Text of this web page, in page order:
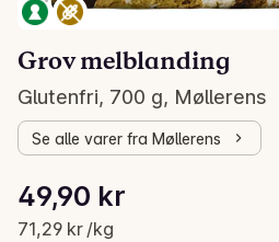
Grov melblanding
Glutenfri, 700 g, Møllerens
Se alle varer fra Møllerens
Gjeldende pris er: 49,90 kr
49,90 kr
71,29 kr /kg
Stykkpris: 71,29 kr /kg